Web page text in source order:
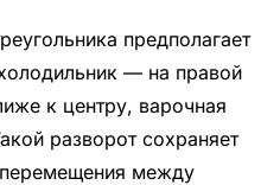
предполагает
— на правой
к центру, варочная
разворот сохраняет
между